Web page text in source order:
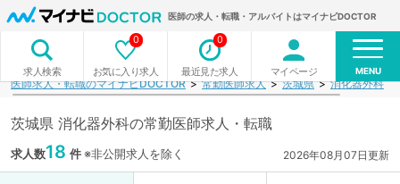
医師の求人・転職・アルバイトはマイナビDOCTOR
求人検索 お気に入り求人
0
最近見た求人
0
マイページ MENU
医師求人・転職のマイナビDOCTOR 常勤医師求人 茨城県 消化器外科
茨城県 消化器外科の常勤医師求人・転職
求人数18 件※非公開求人を除く 2026年08月07日更新